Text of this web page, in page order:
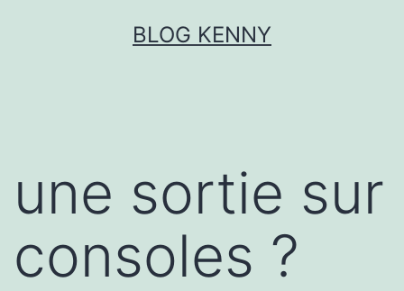
BLOG KENNY
une sortie sur
consoles ?